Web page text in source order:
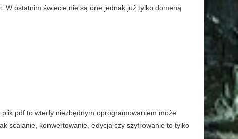
W ostatnim świecie nie są one jednak już tylko domeną
pdf to wtedy niezbędnym oprogramowaniem może
scalanie, konwertowanie, edycja czy szyfrowanie to tylko